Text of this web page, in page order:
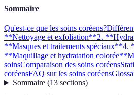
Sommaire
Qu'est-ce que les soins coréens?
**Nettoyage et exfoliation**2.
**Masques et traitements spéciaux**4.
**Maquillage et hydratation colorée**
soinsComparaison des soins coréens
coréensFAQ sur les soins coréens
Sommaire(13 sections)